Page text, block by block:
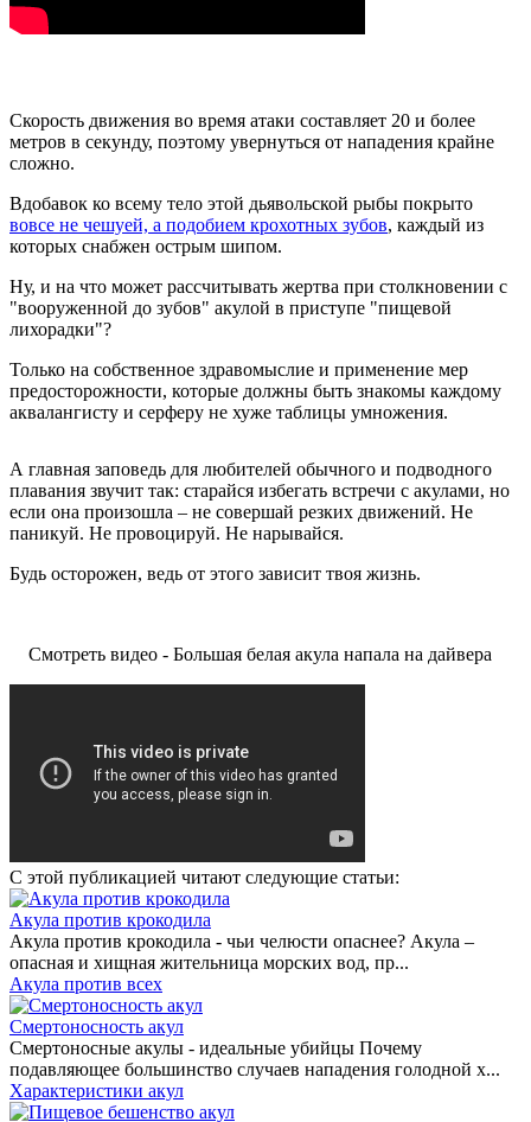
Скорость движения во время атаки составляет 20 и более
метров в секунду, поэтому увернуться от нападения крайне
сложно.
Вдобавок ко всему тело этой дьявольской рыбы покрыто
вовсе не чешуей, а подобием крохотных зубов, каждый из
которых снабжен острым шипом.
Ну, и на что может рассчитывать жертва при столкновении с
"вооруженной до зубов" акулой в приступе "пищевой
лихорадки"?
Только на собственное здравомыслие и применение мер
предосторожности, которые должны быть знакомы каждому
аквалангисту и серферу не хуже таблицы умножения.
А главная заповедь для любителей обычного и подводного
плавания звучит так: старайся избегать встречи с акулами, но
если она произошла – не совершай резких движений. Не
паникуй. Не провоцируй. Не нарывайся.
Будь осторожен, ведь от этого зависит твоя жизнь.
Смотреть видео - Большая белая акула напала на дайвера
С этой публикацией читают следующие статьи:
Акула против крокодила
Акула против крокодила - чьи челюсти опаснее? Акула –
опасная и хищная жительница морских вод, пр...
Акула против всех
Смертоносность акул
Смертоносные акулы - идеальные убийцы Почему
подавляющее большинство случаев нападения голодной х...
Характеристики акул